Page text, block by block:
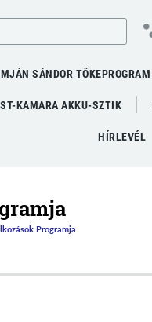
SÁNDOR TŐKEPROGRAM
KAMARA AKKU-SZTIK
HÍRLEVÉL
Programja